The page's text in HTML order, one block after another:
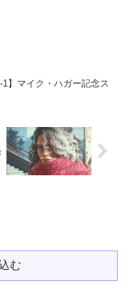
1】マイク・ハガー記念ス
む